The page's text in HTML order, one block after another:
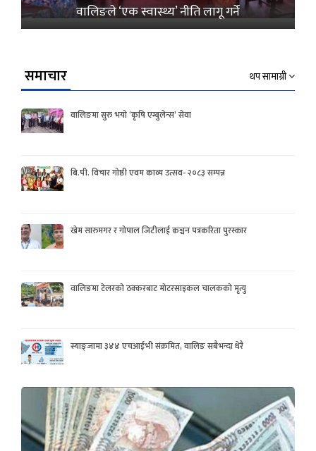
वालिङले ‘एक स्वास्थ्य’ नीति लागू गर्ने
समाचार थप सामाग्री
वालिङमा सुरु भयो ‘कृषि एम्बुलेन्स’ सेवा
बि.पी. विचार गोष्ठी एवम काव्य उत्सव- २०८३ सम्पन्न
खेम सारुमगर र गोपाल जिटीलाई कञ्चन पत्रकरिता पुरस्कार
वालिङमा टेलरको ठक्करबाट मोटरसाइकल चालकको मृत्यु
स्याङ्जामा ३४४ एचआईभी संक्रमित, वालिङ सबैभन्दा धेरै